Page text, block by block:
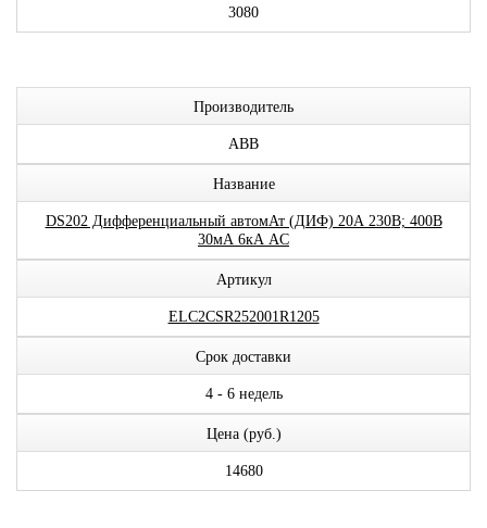
3080
Производитель
ABB
Название
DS202 Дифференциальный автомАт (ДИФ) 20А 230В; 400В
30мА 6кА AC
Артикул
ELC2CSR252001R1205
Срок доставки
4 - 6 недель
Цена (руб.)
14680